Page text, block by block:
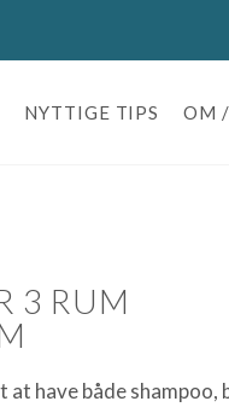
NYTTIGE TIPS OM
3 RUM
have både shampoo,